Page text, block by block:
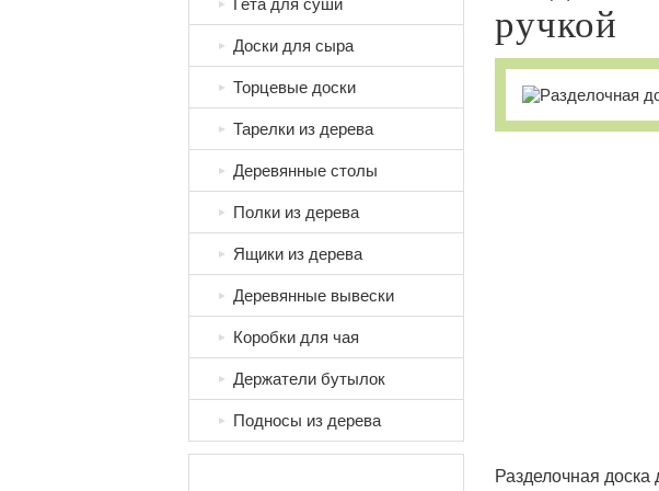
► Гета для суши
► Доски для сыра
► Торцевые доски
► Тарелки из дерева
► Деревянные столы
► Полки из дерева
► Ящики из дерева
► Деревянные вывески
► Коробки для чая
► Держатели бутылок
► Подносы из дерева
ручкой
Разделочная доска